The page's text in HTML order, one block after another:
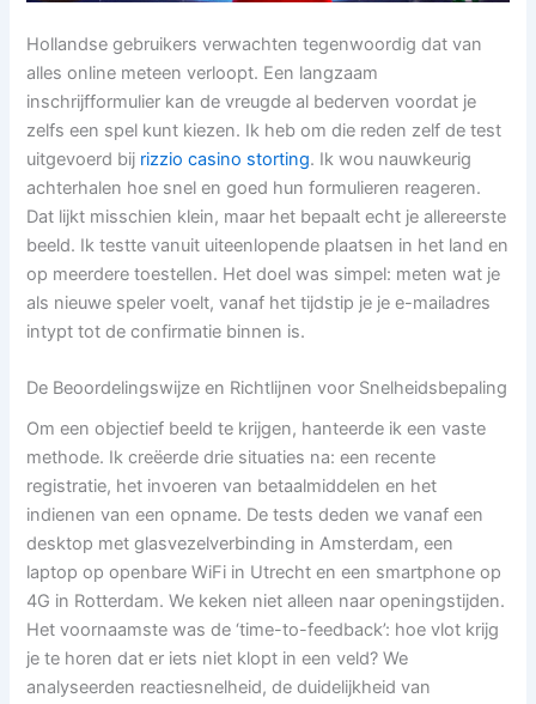
Hollandse gebruikers verwachten tegenwoordig dat van
alles online meteen verloopt. Een langzaam
inschrijfformulier kan de vreugde al bederven voordat je
zelfs een spel kunt kiezen. Ik heb om die reden zelf de test
uitgevoerd bij rizzio casino storting. Ik wou nauwkeurig
achterhalen hoe snel en goed hun formulieren reageren.
Dat lijkt misschien klein, maar het bepaalt echt je allereerste
beeld. Ik testte vanuit uiteenlopende plaatsen in het land en
op meerdere toestellen. Het doel was simpel: meten wat je
als nieuwe speler voelt, vanaf het tijdstip je je e-mailadres
intypt tot de confirmatie binnen is.
De Beoordelingswijze en Richtlijnen voor Snelheidsbepaling
Om een objectief beeld te krijgen, hanteerde ik een vaste
methode. Ik creëerde drie situaties na: een recente
registratie, het invoeren van betaalmiddelen en het
indienen van een opname. De tests deden we vanaf een
desktop met glasvezelverbinding in Amsterdam, een
laptop op openbare WiFi in Utrecht en een smartphone op
4G in Rotterdam. We keken niet alleen naar openingstijden.
Het voornaamste was de ‘time-to-feedback’: hoe vlot krijg
je te horen dat er iets niet klopt in een veld? We
analyseerden reactiesnelheid, de duidelijkheid van